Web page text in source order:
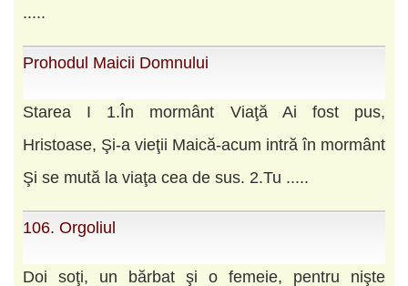
.....
Prohodul Maicii Domnului
Starea I 1.În mormânt Viaţă Ai fost pus,
Hristoase, Şi-a vieţii Maică-acum intră în mormânt
Şi se mută la viaţa cea de sus. 2.Tu .....
106. Orgoliul
Doi soţi, un bărbat şi o femeie, pentru nişte